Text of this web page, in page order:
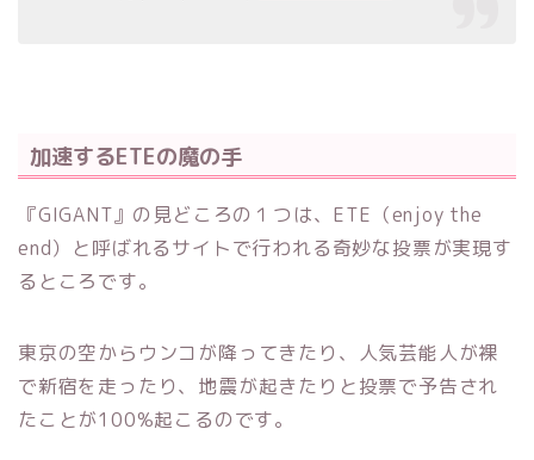
加速するETEの魔の手
『GIGANT』の見どころの１つは、ETE（enjoy the
end）と呼ばれるサイトで行われる奇妙な投票が実現す
るところです。
東京の空からウンコが降ってきたり、人気芸能人が裸
で新宿を走ったり、地震が起きたりと投票で予告され
たことが100%起こるのです。